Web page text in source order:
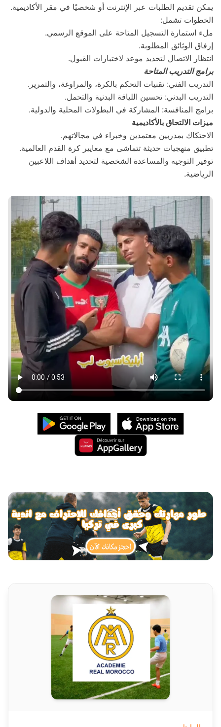
يمكن تقديم الطلبات عبر الإنترنت أو شخصيًا في مقر الأكاديمية.
الخطوات تشمل:
ملء استمارة التسجيل المتاحة على الموقع الرسمي.
إرفاق الوثائق المطلوبة.
انتظار الاتصال لتحديد موعد لاختبارات القبول.
برامج التدريب المتاحة
التدريب الفني: تقنيات التحكم بالكرة، والمراوغة، والتمرير.
التدريب البدني: تحسين اللياقة البدنية والتحمل.
برامج المنافسة: المشاركة في البطولات المحلية والدولية.
ميزات الالتحاق بالأكاديمية
الاحتكاك بمدربين معتمدين وخبراء في مجالاتهم.
تطبيق منهجيات حديثة تتماشى مع معايير كرة القدم العالمية.
توفير التوجيه والمساعدة الشخصية لتحديد أهداف اللاعبين
الرياضية.